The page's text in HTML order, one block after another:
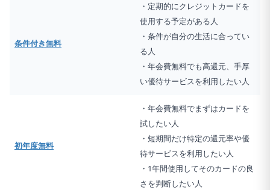
条件付き無料
・定期的にクレジットカードを
使用する予定がある人
・条件が自分の生活に合ってい
る人
・年会費無料でも高還元、手厚
い優待サービスを利用したい人
初年度無料
・年会費無料でまずはカードを
試したい人
・短期間だけ特定の還元率や優
待サービスを利用したい人
・1年間使用してそのカードの良
さを判断したい人